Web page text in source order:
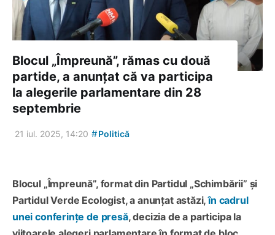
Blocul „Împreună”, rămas cu două
partide, a anunțat că va participa
la alegerile parlamentare din 28
septembrie
21 iul. 2025, 14:20 #Politică
Blocul „Împreună”, format din Partidul „Schimbării” și
Partidul Verde Ecologist, a anunțat astăzi,în cadrul
unei conferințe de presă, decizia de a participa la